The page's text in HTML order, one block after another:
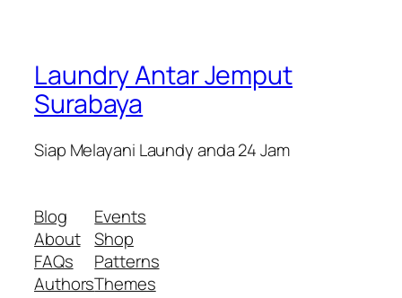
Laundry Antar Jemput
Surabaya
Siap Melayani Laundy anda 24 Jam
Blog
About
FAQs
Authors
Events
Shop
Patterns
Themes